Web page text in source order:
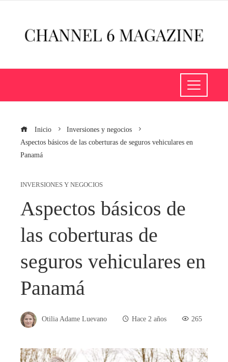
Inicio
Inversiones y negocios
Aspectos básicos de las coberturas de seguros vehiculares en
Panamá
INVERSIONES Y NEGOCIOS
Aspectos básicos de
las coberturas de
seguros vehiculares en
Panamá
Otilia Adame Luevano Hace 2 años 265